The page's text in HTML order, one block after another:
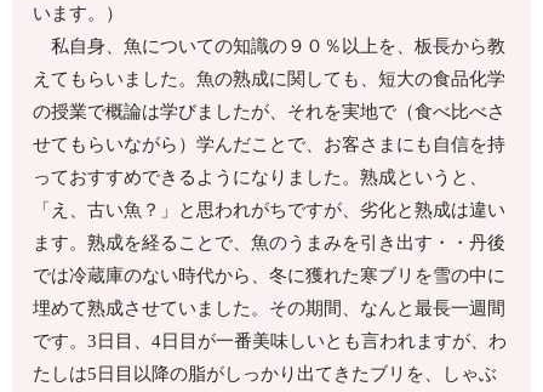
います。）
私自身、魚についての知識の９０％以上を、板長から教
えてもらいました。魚の熟成に関しても、短大の食品化学
の授業で概論は学びましたが、それを実地で（食べ比べさ
せてもらいながら）学んだことで、お客さまにも自信を持
っておすすめできるようになりました。熟成というと、
「え、古い魚？」と思われがちですが、劣化と熟成は違い
ます。熟成を経ることで、魚のうまみを引き出す・・丹後
では冷蔵庫のない時代から、冬に獲れた寒ブリを雪の中に
埋めて熟成させていました。その期間、なんと最長一週間
です。3日目、4日目が一番美味しいとも言われますが、わ
たしは5日目以降の脂がしっかり出てきたブリを、しゃぶ